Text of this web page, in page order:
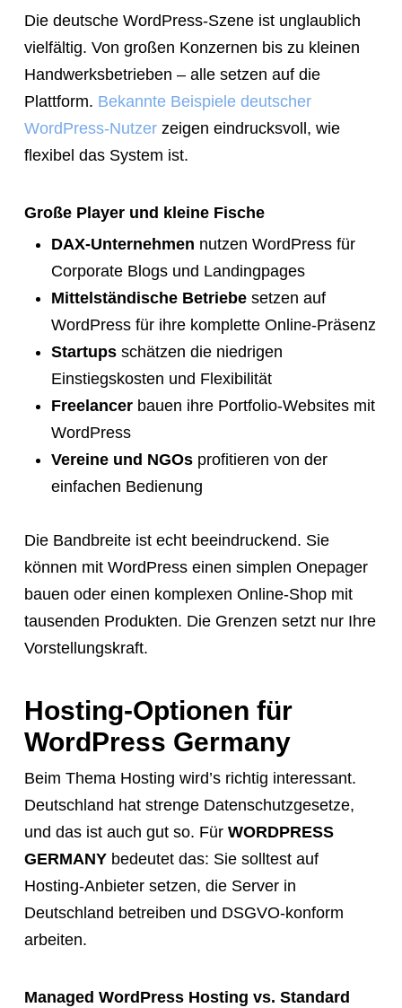
Die deutsche WordPress-Szene ist unglaublich
vielfältig. Von großen Konzernen bis zu kleinen
Handwerksbetrieben – alle setzen auf die
Plattform. Bekannte Beispiele deutscher
WordPress-Nutzerzeigen eindrucksvoll, wie
flexibel das System ist.
Große Player und kleine Fische
DAX-Unternehmen nutzen WordPress für
Corporate Blogs und Landingpages
Mittelständische Betriebesetzen auf
WordPress für ihre komplette Online-Präsenz
Startupsschätzen die niedrigen
Einstiegskosten und Flexibilität
Freelancerbauen ihre Portfolio-Websites mit
WordPress
Vereine und NGOsprofitieren von der
einfachen Bedienung
Die Bandbreite ist echt beeindruckend. Sie
können mit WordPress einen simplen Onepager
bauen oder einen komplexen Online-Shop mit
tausenden Produkten. Die Grenzen setzt nur Ihre
Vorstellungskraft.
Hosting-Optionen für
WordPress Germany
Beim Thema Hosting wird’s richtig interessant.
Deutschland hat strenge Datenschutzgesetze,
und das ist auch gut so. Für WORDPRESS
GERMANYbedeutet das: Sie solltest auf
Hosting-Anbieter setzen, die Server in
Deutschland betreiben und DSGVO-konform
arbeiten.
Managed WordPress Hosting vs. Standard